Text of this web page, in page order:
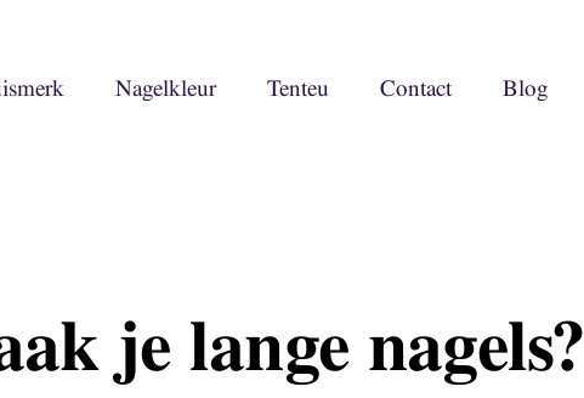
Nagelkleur Tenteu Contact Blog
je lange nagels?